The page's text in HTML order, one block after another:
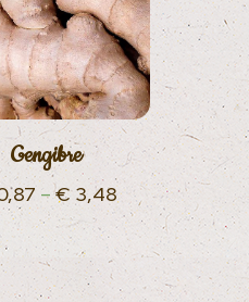
Gengibre
–€3,48